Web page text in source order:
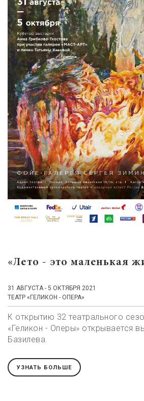
«Лето - это маленькая
31 АВГУСТА - 5 ОКТЯБРЯ 2021
ТЕАТР «ГЕЛИКОН - ОПЕРА»
К открытию 32 театрального
«Геликон - Оперы» открывается
Базилева.
УЗНАТЬ БОЛЬШЕ